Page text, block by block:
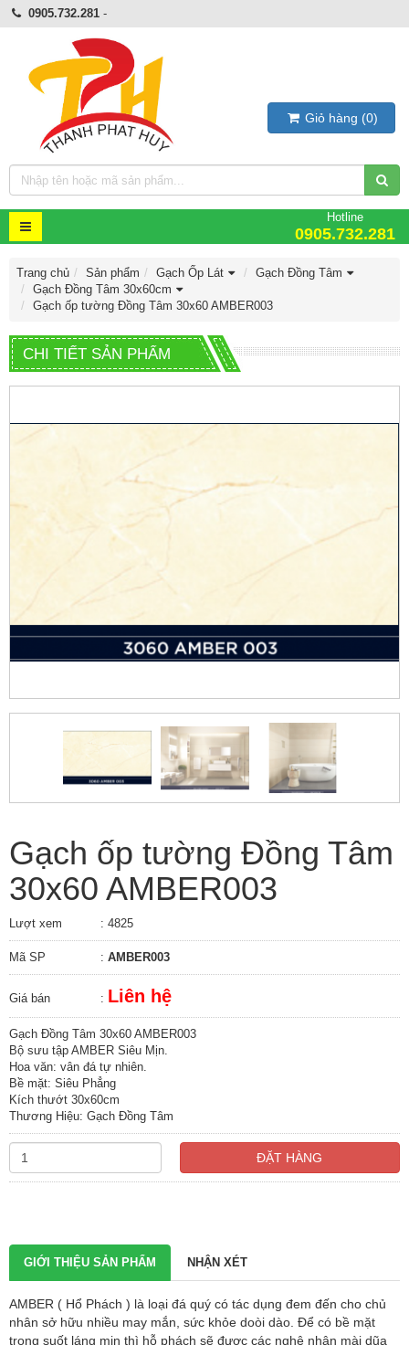
0905.732.281-
Giỏ hàng (0)
Hotline
0905.732.281
Trang chủ Sản phẩm Gạch Ốp Lát
Gạch Đồng Tâm
Gạch Đồng Tâm 30x60cm
Gạch ốp tường Đồng Tâm 30x60 AMBER003
CHI TIẾT SẢN PHẨM
Gạch ốp tường Đồng Tâm
30x60 AMBER003
Lượt xem : 4825
Mã SP : AMBER003
Giá bán : Liên hệ
Gạch Đồng Tâm 30x60 AMBER003
Bộ sưu tập AMBER Siêu Mịn.
Hoa văn: vân đá tự nhiên.
Bề mặt: Siêu Phẳng
Kích thướt 30x60cm
Thương Hiệu: Gạch Đồng Tâm
ĐẶT HÀNG
GIỚI THIỆU SẢN PHẨM NHẬN XÉT
AMBER ( Hổ Phách ) là loại đá quý có tác dụng đem đến cho chủ
nhân sở hữu nhiều may mắn, sức khỏe doòi dào. Để có bề mặt
trong suốt láng mịn thì hỗ phách sẽ được các nghệ nhân mài dũa